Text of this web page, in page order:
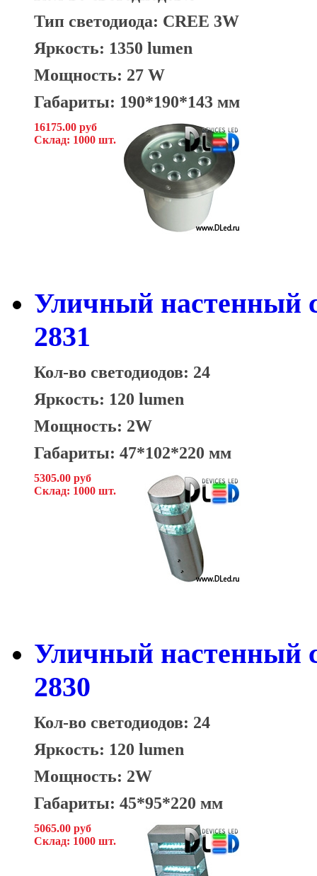
Тип светодиода: CREE 3W
Яркость: 1350 lumen
Мощность: 27 W
Габариты: 190*190*143 мм
16175.00 руб
Склад: 1000 шт.
Уличный настенный
2831
Кол-во светодиодов: 24
Яркость: 120 lumen
Мощность: 2W
Габариты: 47*102*220 мм
5305.00 руб
Склад: 1000 шт.
Уличный настенный
2830
Кол-во светодиодов: 24
Яркость: 120 lumen
Мощность: 2W
Габариты: 45*95*220 мм
5065.00 руб
Склад: 1000 шт.